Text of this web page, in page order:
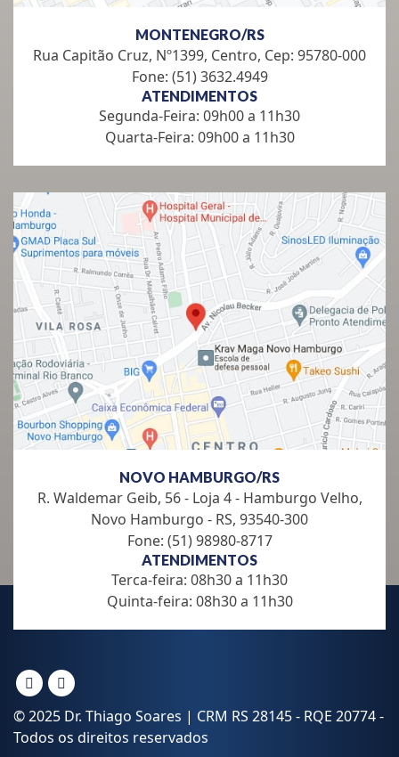
MONTENEGRO/RS
Rua Capitão Cruz, Nº1399, Centro, Cep: 95780-000
Fone: (51) 3632.4949
ATENDIMENTOS
Segunda-Feira: 09h00 a 11h30
Quarta-Feira: 09h00 a 11h30
NOVO HAMBURGO/RS
R. Waldemar Geib, 56 - Loja 4 - Hamburgo Velho,
Novo Hamburgo - RS, 93540-300
Fone: (51) 98980-8717
ATENDIMENTOS
Terca-feira: 08h30 a 11h30
Quinta-feira: 08h30 a 11h30
© 2025 Dr. Thiago Soares | CRM RS 28145 - RQE 20774 -
Todos os direitos reservados